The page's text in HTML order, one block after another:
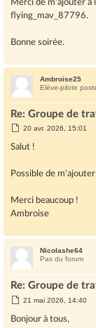
e
Merci de m'ajouter à
flying_mav_87796.
Bonne soirée.
Ambroise25
Elève-pilote
Re: Groupe de
M
s
e
20 avr. 2026, 15:01
Salut !
Possible de m'ajouter
Merci beaucoup !
Ambroise
Nicolashe64
Pax du forum
Re: Groupe de
M
s
s
21 mai 2026, 14:40
Bonjour à tous,